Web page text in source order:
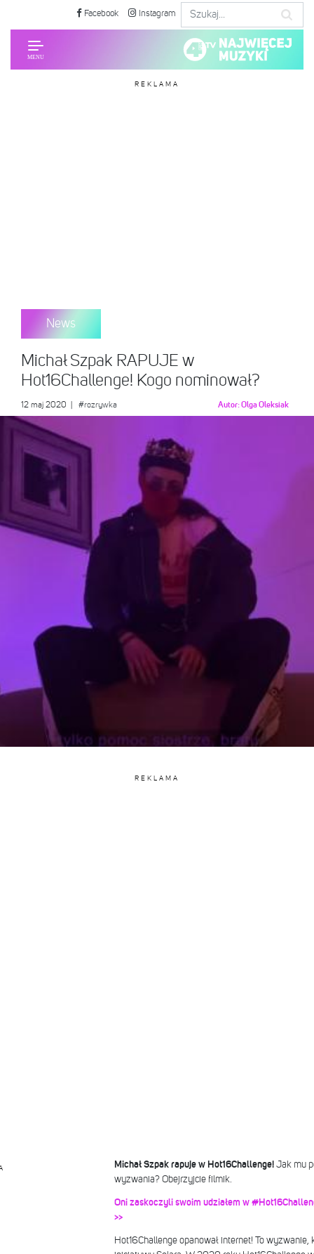
Facebook Instagram
REKLAMA
News
Michał Szpak RAPUJE w
Hot16Challenge! Kogo nominował?
12 maj 2020 #rozrywka Autor:Olga Oleksiak
REKLAMA
Michał Szpak rapuje w Hot16Challenge!Jak mu
wyzwania? Obejrzyjcie filmik.
Oni zaskoczyli swoim udziałem w
>>
Hot16Challenge opanował internet! To wyzwanie,